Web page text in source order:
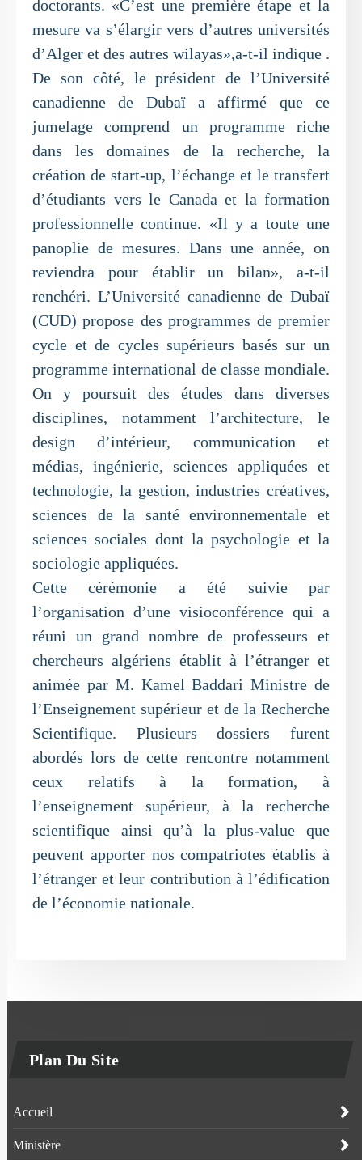
doctorants. «C’est une première étape et la
mesure va s’élargir vers d’autres universités
d’Alger et des autres wilayas»,a-t-il indique .
De son côté, le président de l’Université
canadienne de Dubaï a affirmé que ce
jumelage comprend un programme riche
dans les domaines de la recherche, la
création de start-up, l’échange et le transfert
d’étudiants vers le Canada et la formation
professionnelle continue. «Il y a toute une
panoplie de mesures. Dans une année, on
reviendra pour établir un bilan», a-t-il
renchéri. L’Université canadienne de Dubaï
(CUD) propose des programmes de premier
cycle et de cycles supérieurs basés sur un
programme international de classe mondiale.
On y poursuit des études dans diverses
disciplines, notamment l’architecture, le
design d’intérieur, communication et
médias, ingénierie, sciences appliquées et
technologie, la gestion, industries créatives,
sciences de la santé environnementale et
sciences sociales dont la psychologie et la
sociologie appliquées.
Cette cérémonie a été suivie par
l’organisation d’une visioconférence qui a
réuni un grand nombre de professeurs et
chercheurs algériens établit à l’étranger et
animée par M. Kamel Baddari Ministre de
l’Enseignement supérieur et de la Recherche
Scientifique. Plusieurs dossiers furent
abordés lors de cette rencontre notamment
ceux relatifs à la formation, à
l’enseignement supérieur, à la recherche
scientifique ainsi qu’à la plus-value que
peuvent apporter nos compatriotes établis à
l’étranger et leur contribution à l’édification
de l’économie nationale.
Plan Du Site
Accueil
Ministère